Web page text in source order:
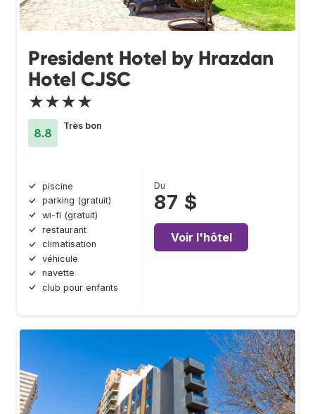
President Hotel by Hrazdan
Hotel CJSC
★★★★
8.8
Très bon
piscine
parking (gratuit)
wi-fi (gratuit)
restaurant
climatisation
véhicule
navette
club pour enfants
Du
87 $
Voir l'hôtel